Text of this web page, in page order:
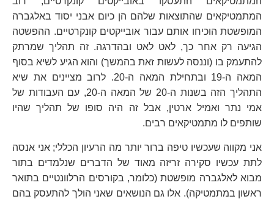
המתמטיקאים שהתוצאות שלהם הן כיום אבני יסוד באלגברה
המופשטת הוכיחו אותם עבור אובייקטים קונקרטיים. ההפשטה
הגיעה רק אחר כך, לאט לאט ובהדרגה. זה תהליך שמרתק
להתעמק בו (וננסה לעשות זאת בהמשך) והוא הגיע לשיא בסוף
המאה ה-19 ובתחילת המאה ה-20. לרוב מציינים את שיא
התהליך הזה בשנות ה-20 של המאה ה-20, עם העבודות של
אמי נתר ואמיל ארטין, אבל זה היה סופו של תהליך שהיו
שותפים לו מתמטיקאים רבים.
אני מקווה שעכשיו טיפה ברור יותר מה הרעיון הכללי; אני אנסה
לתת עכשיו סקירה זריזה מאוד של הדברים שנלמדים בתור
מבוא לאלגברה מופשטת (כלומר, בקורסים הרלוונטיים בתואר
ראשון במתמטיקה). אלו גם הנושאים שאני הולך להתעסק בהם